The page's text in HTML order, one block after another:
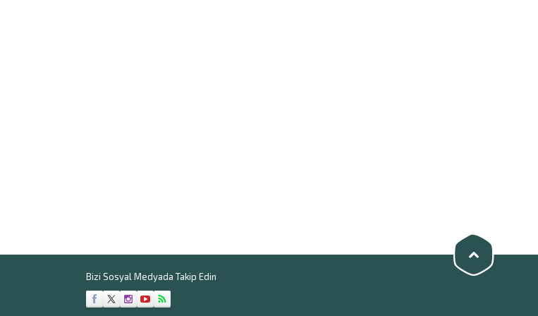
Bizi Sosyal Medyada Takip Edin